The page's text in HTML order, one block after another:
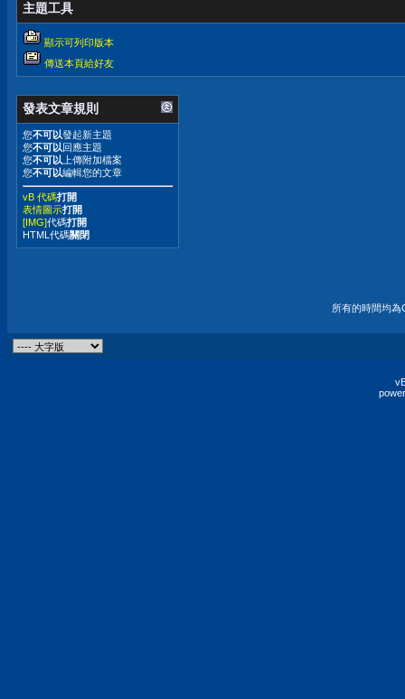
主題工具
顯示可列印版本
傳送本頁給好友
發表文章規則
您不可以發起新主題
您不可以 回應主題
您不可以 上傳附加檔案
您不可以編輯您的文章
vB 代碼打開
表情圖示打開
[IMG]代碼打開
HTML代碼關閉
所有的時間均為